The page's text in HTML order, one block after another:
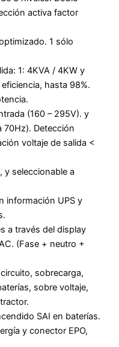
activa factor
1 sólo
1: 4KVA / 4KW y
hasta 98%.
(160 – 295V). y
70Hz). Detección
voltaje de salida <
y seleccionable a
información UPS y
a través del display
(Fase + neutro +
sobrecarga,
sobre voltaje,
SAI en baterías.
y conector EPO,